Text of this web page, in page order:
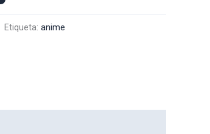
Etiqueta: anime